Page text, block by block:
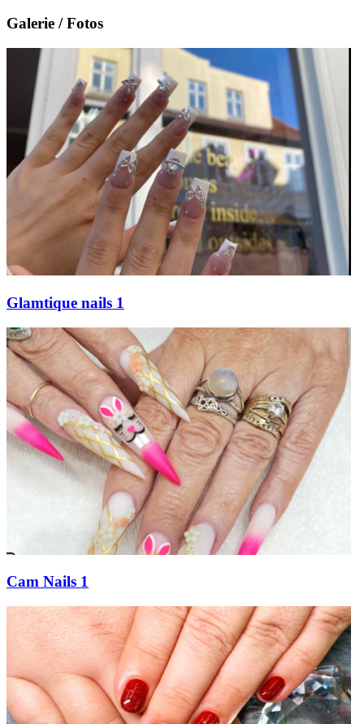
Galerie / Fotos
Glamtique nails 1
Cam Nails 1